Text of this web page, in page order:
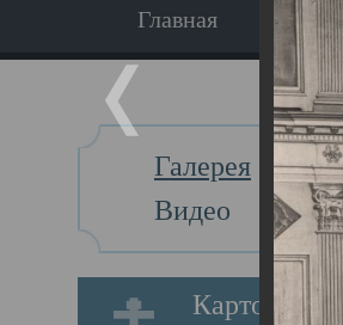
Главная
Галерея
Видео
Картотека